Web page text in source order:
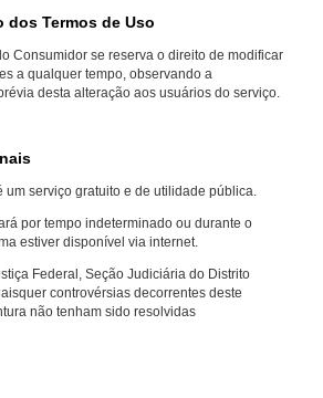
dos Termos de Uso
Consumidor se reserva o direito de modificar
a qualquer tempo, observando a
desta alteração aos usuários do serviço.
um serviço gratuito e de utilidade pública.
por tempo indeterminado ou durante o
estiver disponível via internet.
Federal, Seção Judiciária do Distrito
controvérsias decorrentes deste
não tenham sido resolvidas